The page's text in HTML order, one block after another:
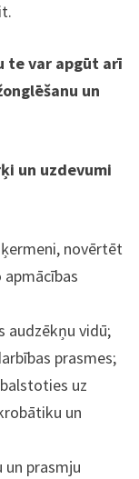
te var apgūt arī
un
un uzdevumi
novērtēt
audzēkņu vidū;
prasmes;
uz
un
un prasmju